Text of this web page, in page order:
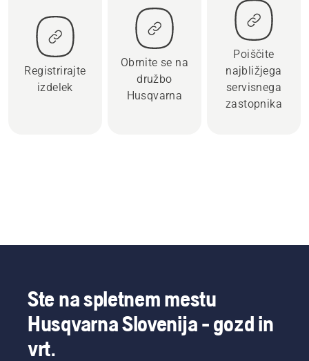
Registrirajte
izdelek
Obrnite se na
družbo
Husqvarna
Poiščite
najbližjega
servisnega
zastopnika
Ste na spletnem mestu
Husqvarna Slovenija - gozd in
vrt.